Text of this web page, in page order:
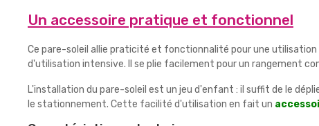
Un accessoire pratique et fonctionnel
Ce pare-soleil allie praticité et fonctionnalité pour une
d'utilisation intensive. Il se plie facilement pour un rangement
L'installation du pare-soleil est un jeu d'enfant : il suffit de le
le stationnement. Cette facilité d'utilisation en fait un